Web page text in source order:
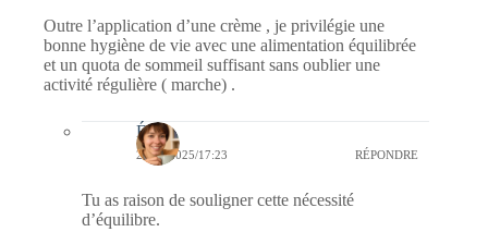
Outre l’application d’une crème , je privilégie une
bonne hygiène de vie avec une alimentation équilibrée
et un quota de sommeil suffisant sans oublier une
activité régulière ( marche) .
Élise
26/11/2025/17:23 RÉPONDRE
Tu as raison de souligner cette nécessité
d’équilibre.